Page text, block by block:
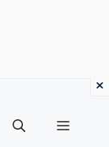
Menu
×